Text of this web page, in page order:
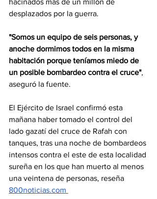
hacinados más de un millón de
desplazados por la guerra.
"Somos un equipo de seis personas, y
anoche dormimos todos en la misma
habitación porque teníamos miedo de
un posible bombardeo contra el cruce",
aseguró la fuente.
El Ejército de Israel confirmó esta
mañana haber tomado el control del
lado gazatí del cruce de Rafah con
tanques, tras una noche de bombardeos
intensos contra el este de esta localidad
sureña en los que han muerto al menos
una veintena de personas, reseña
800noticias.com